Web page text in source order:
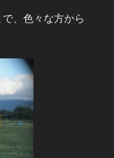
、色々な方から